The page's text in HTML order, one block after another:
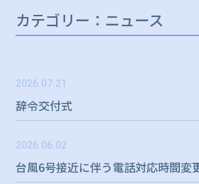
カテゴリー：ニュース
2026.07.21
辞令交付式
2026.06.02
台風6号接近に伴う電話対応時間変